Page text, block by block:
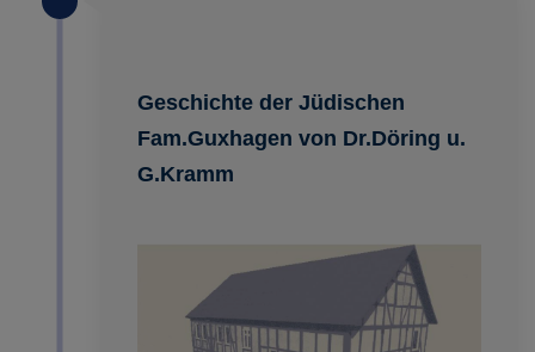
Geschichte der Jüdischen
Fam.Guxhagen von Dr.Döring u.
G.Kramm